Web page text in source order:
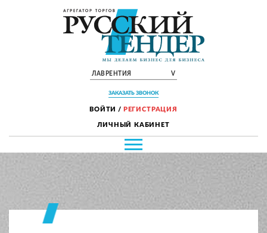
ЛАВРЕНТИЯ V
ЗАКАЗАТЬ ЗВОНОК
ВОЙТИ / РЕГИСТРАЦИЯ
ЛИЧНЫЙ КАБИНЕТ